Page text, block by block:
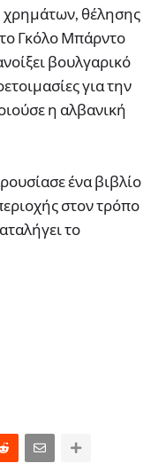
χρημάτων, θέλησης
το Γκόλο Μπάρντο
βουλγαρικό
για την
η αλβανική
ένα βιβλίο
στον τρόπο
το